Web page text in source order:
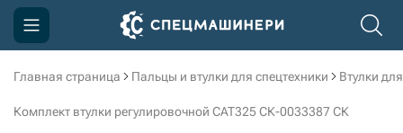
Главная страница Пальцы и втулки для спецтехники Втулки
Комплект втулки регулировочной CAT325 СК-0033387 СК
Компания